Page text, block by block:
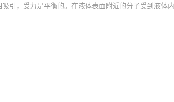
引，受力是平衡的。在液体表面附近的分子受到液体